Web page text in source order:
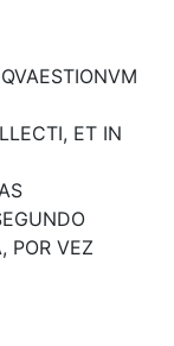
ET IN
POR VEZ